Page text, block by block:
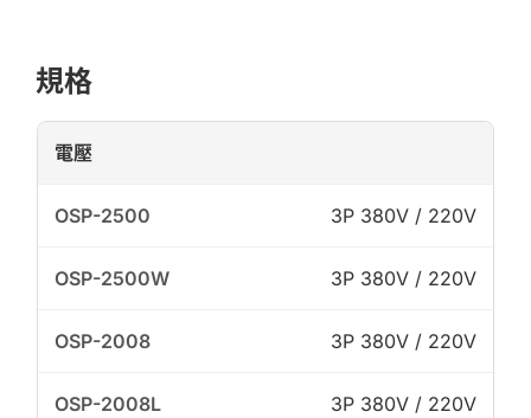
規格
電壓
3P 380V / 220V
3P 380V / 220V
3P 380V / 220V
3P 380V / 220V